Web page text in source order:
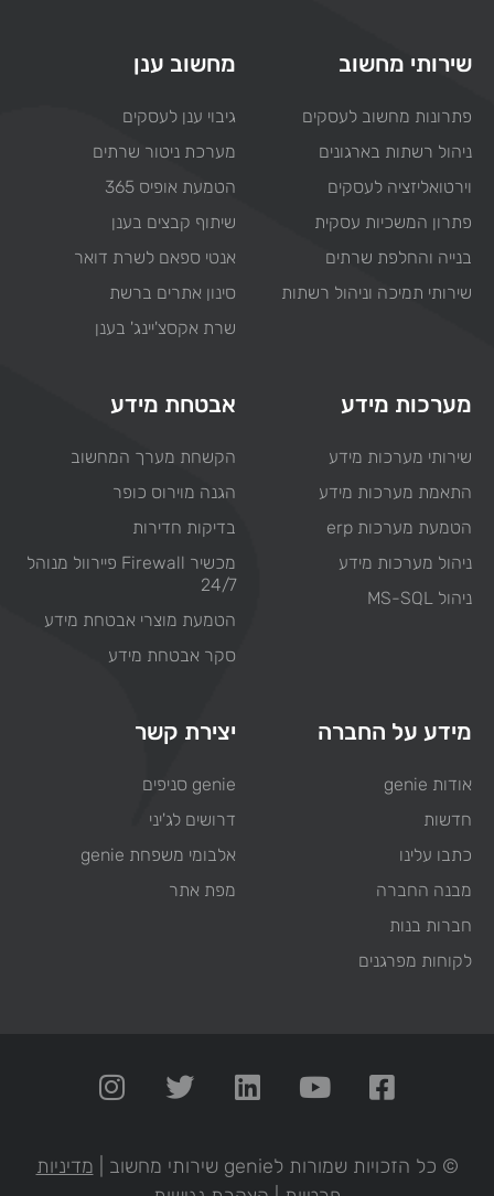
שירותי מחשוב
פתרונות מחשוב לעסקים
ניהול רשתות בארגונים
וירטואליזציה לעסקים
פתרון המשכיות עסקית
בנייה והחלפת שרתים
שירותי תמיכה וניהול רשתות
מחשוב ענן
גיבוי ענן לעסקים
מערכת ניטור שרתים
הטמעת אופיס 365
שיתוף קבצים בענן
אנטי ספאם לשרת דואר
סינון אתרים ברשת
שרת אקסצ'יינג' בענן
מערכות מידע
שירותי מערכות מידע
התאמת מערכות מידע
הטמעת מערכות erp
ניהול מערכות מידע
ניהול MS-SQL
אבטחת מידע
הקשחת מערך המחשוב
הגנה מוירוס כופר
בדיקות חדירות
מכשיר Firewall פיירוול מנוהל
24/7
הטמעת מוצרי אבטחת מידע
סקר אבטחת מידע
מידע על החברה
אודות genie
חדשות
כתבו עלינו
מבנה החברה
חברות בנות
לקוחות מפרגנים
יצירת קשר
genie סניפים
דרושים לג'יני
אלבומי משפחת genie
מפת אתר
© כל הזכויות שמורות לgenie שירותי מחשוב |
מדיניות